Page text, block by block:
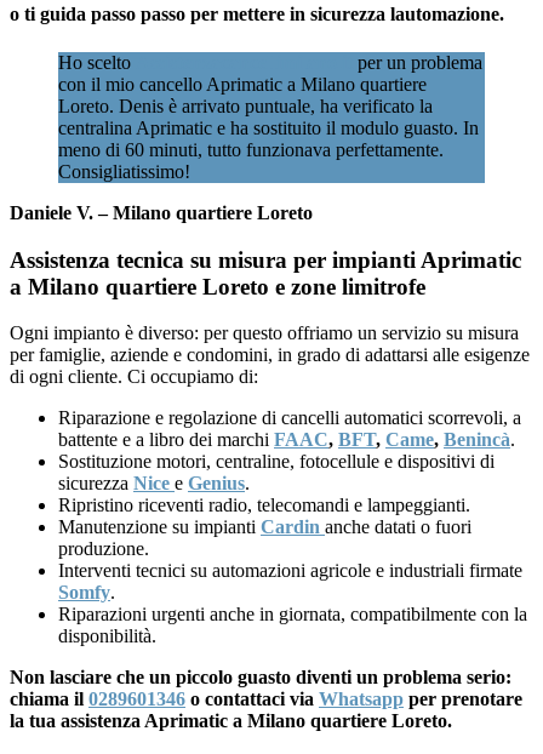
o ti guida passo passo per mettere in sicurezza lautomazione.
Ho scelto
per un problema
con il mio cancello Aprimatic a Milano quartiere
Loreto. Denis è arrivato puntuale, ha verificato la
centralina Aprimatic e ha sostituito il modulo guasto. In
meno di 60 minuti, tutto funzionava perfettamente.
Consigliatissimo!
Daniele V. – Milano quartiere Loreto
Assistenza tecnica su misura per impianti Aprimatic
a Milano quartiere Loreto e zone limitrofe
Ogni impianto è diverso: per questo offriamo un servizio su misura
per famiglie, aziende e condomini, in grado di adattarsi alle esigenze
di ogni cliente. Ci occupiamo di:
Riparazione e regolazione di cancelli automatici scorrevoli, a
battente e a libro dei marchi FAAC, BFT, Came, Benincà.
Sostituzione motori, centraline, fotocellule e dispositivi di
sicurezza Nice e Genius.
Ripristino riceventi radio, telecomandi e lampeggianti.
Manutenzione su impianti Cardin anche datati o fuori
produzione.
Interventi tecnici su automazioni agricole e industriali firmate
Somfy.
Riparazioni urgenti anche in giornata, compatibilmente con la
disponibilità.
Non lasciare che un piccolo guasto diventi un problema serio:
chiama il 0289601346 o contattaci via Whatsapp per prenotare
la tua assistenza Aprimatic a Milano quartiere Loreto.